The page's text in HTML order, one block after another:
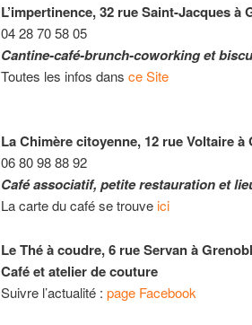
L’impertinence, 32 rue Saint-Jacques à
04 28 70 58 05
Cantine-café-brunch-coworking et
Toutes les infos dans ce Site
La Chimère citoyenne, 12 rue Voltaire à
06 80 98 88 92
Café associatif, petite restauration et
La carte du café se trouveici
Le Thé à coudre, 6 rue Servan à
Café et atelier de couture
Suivre l’actualité : page Facebook